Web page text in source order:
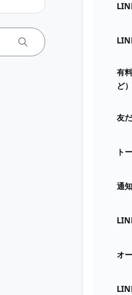
有
ど）
友
ト
通知
オ